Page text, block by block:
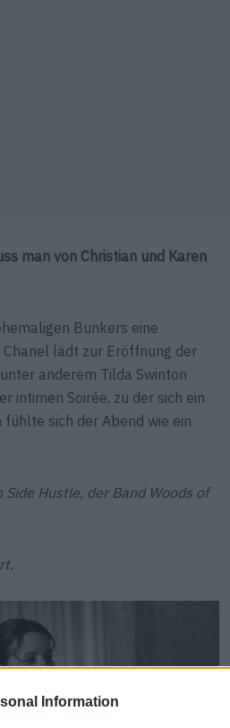
Information
man von Christian und Karen
Bunkers eine
lädt zur Eröffnung der
anderem Tilda Swinton
intimen Soirée, zu der sich ein
sich der Abend wie ein
Hustle, der Band Woods of